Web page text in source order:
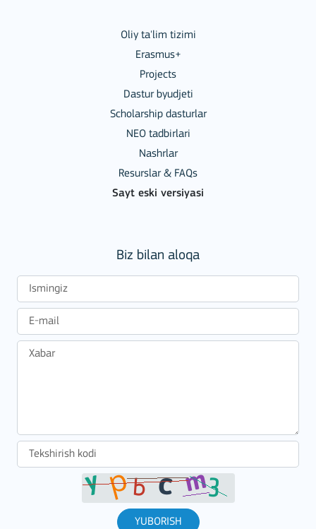
Oliy ta'lim tizimi
Erasmus+
Projects
Dastur byudjeti
Scholarship dasturlar
NEO tadbirlari
Nashrlar
Resurslar & FAQs
Sayt eski versiyasi
Biz bilan aloqa
YUBORISH